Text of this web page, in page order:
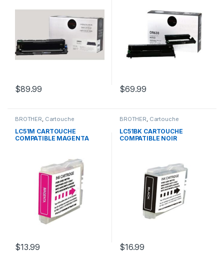
$89.99 $69.99
BROTHER, Cartouche
Compatible Brother
LC51M CARTOUCHE
COMPATIBLE MAGENTA
$13.99
BROTHER, Cartouche
Compatible Brother
LC51BK CARTOUCHE
COMPATIBLE NOIR
$16.99